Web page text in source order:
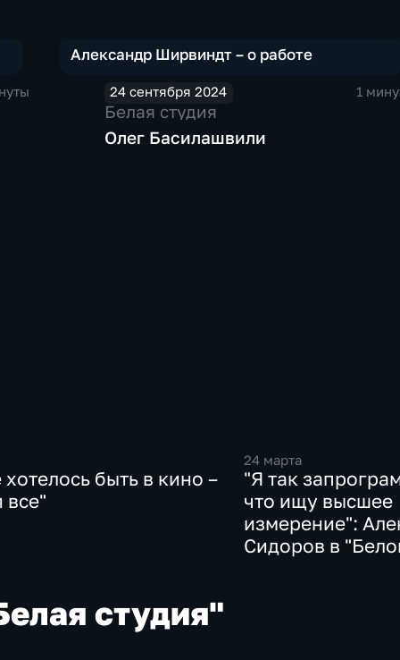
Александр Ширвиндт – о работе
24 сентября 2024 1
Белая студия
Олег Басилашвили
быть в кино –
все"
24 марта
"Я так
что ищу высшее
измерение":
Сидоров в
студия"